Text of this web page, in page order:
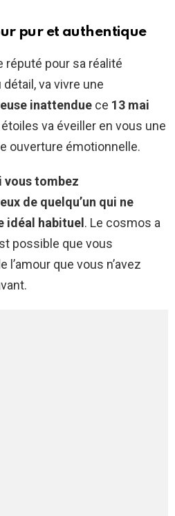
pur et authentique
réputé pour sa réalité
va vivre une
inattendue ce 13 mai
étoiles va éveiller en vous une
ouverture émotionnelle.
vous tombez
de quelqu’un qui ne
idéal habituel. Le cosmos a
possible que vous
que vous n’avez